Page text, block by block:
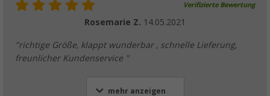
Verifizierte Bewertung
Rosemarie Z. 14.05.2021
"richtige Größe, klappt wunderbar , schnelle Lieferung,
freunlicher Kundenservice "
mehr anzeigen